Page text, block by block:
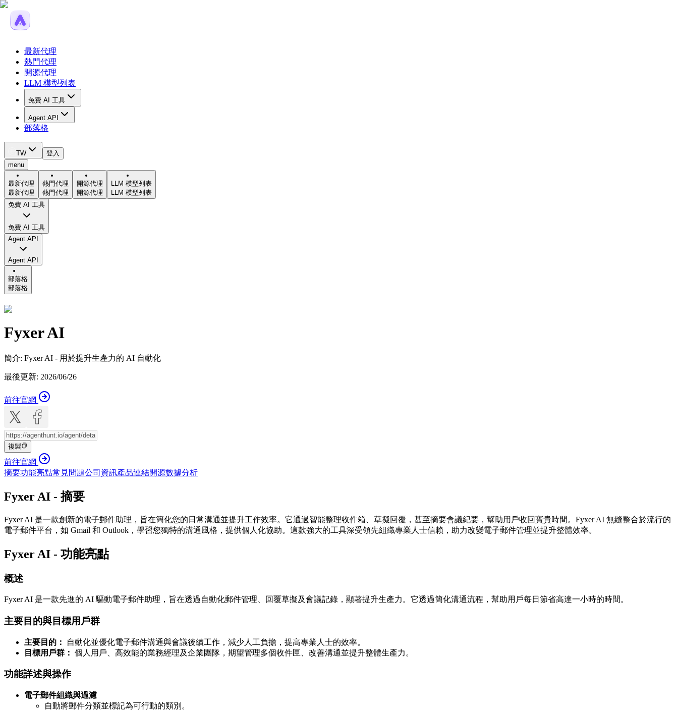
最新代理
熱門代理
開源代理
LLM 模型列表
免費 AI 工具
Agent API
部落格
TW
登入
menu
最新代理
最新代理
熱門代理
熱門代理
開源代理
開源代理
LLM 模型列表
LLM 模型列表
免費 AI 工具
免費 AI 工具
Agent API
Agent API
部落格
部落格
Fyxer AI
簡介: Fyxer AI - 用於提升生產力的 AI 自動化
最後更新: 2026/06/26
前往官網
複製
前往官網
摘要功能亮點常見問題公司資訊產品連結開源數據分析
Fyxer AI - 摘要
Fyxer AI 是一款創新的電子郵件助理，旨在簡化您的日常溝通並提升工作效率。它通過智能整理收件箱、草擬回覆，甚至摘要會議紀要，幫助用戶收回寶貴時間。Fyxer AI 無縫整合於流行的
電子郵件平台，如 Gmail 和 Outlook，學習您獨特的溝通風格，提供個人化協助。這款強大的工具深受領先組織專業人士信賴，助力改變電子郵件管理並提升整體效率。
Fyxer AI - 功能亮點
概述
Fyxer AI 是一款先進的 AI 驅動電子郵件助理，旨在透過自動化郵件管理、回覆草擬及會議記錄，顯著提升生產力。它透過簡化溝通流程，幫助用戶每日節省高達一小時的時間。
主要目的與目標用戶群
主要目的：
自動化並優化電子郵件溝通與會議後續工作，減少人工負擔，提高專業人士的效率。
目標用戶群： 個人用戶、高效能的業務經理及企業團隊，期望管理多個收件匣、改善溝通並提升整體生產力。
功能詳述與操作
電子郵件組織與過濾
自動將郵件分類並標記為可行動的類別。